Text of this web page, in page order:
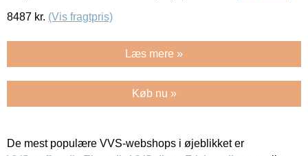
8487 kr. (Vis fragtpris)
Læs mere »
Køb nu »
De mest populære VVS-webshops i øjeblikket er